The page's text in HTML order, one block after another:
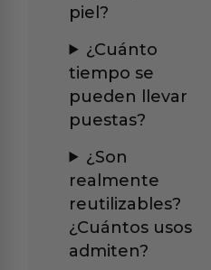
piel?
¿Cuánto
tiempo se
pueden llevar
puestas?
¿Son
realmente
reutilizables?
¿Cuántos usos
admiten?